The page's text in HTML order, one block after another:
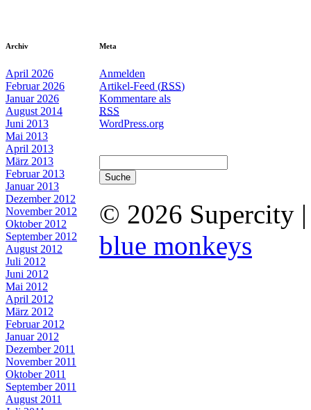
Archiv
April 2026
Februar 2026
Januar 2026
August 2014
Juni 2013
Mai 2013
April 2013
März 2013
Februar 2013
Januar 2013
Dezember 2012
November 2012
Oktober 2012
September 2012
August 2012
Juli 2012
Juni 2012
Mai 2012
April 2012
März 2012
Februar 2012
Januar 2012
Dezember 2011
November 2011
Oktober 2011
September 2011
August 2011
Meta
Anmelden
Artikel-Feed (RSS)
Kommentare als
RSS
WordPress.org
© 2026 Supercity
blue monkeys